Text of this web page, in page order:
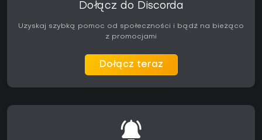
Dołącz do Discorda
Uzyskaj szybką pomoc od społeczności i bądź na bieżąco
z promocjami
Dołącz teraz